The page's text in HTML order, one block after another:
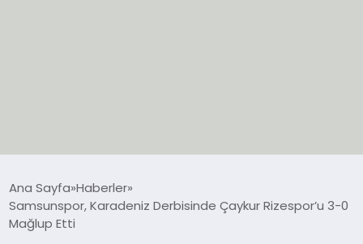
EKONOMİ
Ana Sayfa Haberler
Samsunspor, Karadeniz Derbisinde Çaykur Rizespor’u 3-0
Mağlup Etti